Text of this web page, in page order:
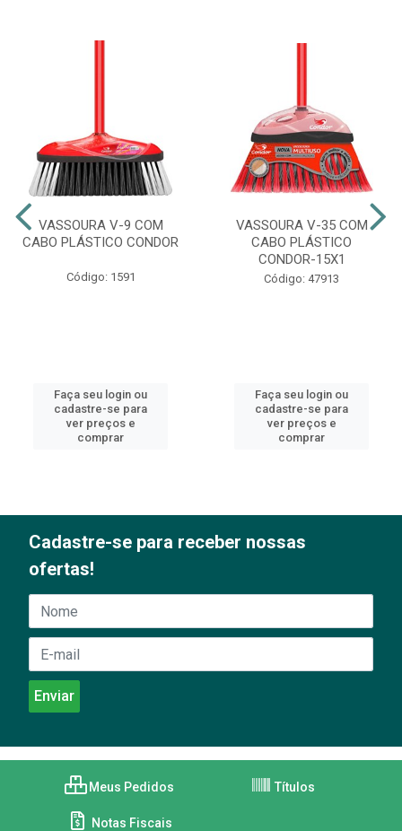
VASSOURA V-9 COM
CABO PLÁSTICO CONDOR
Código: 1591
Faça seu login ou
cadastre-se para
ver preços e
comprar
VASSOURA V-35 COM
CABO PLÁSTICO
CONDOR-15X1
Código: 47913
Faça seu login ou
cadastre-se para
ver preços e
comprar
Cadastre-se para receber nossas
ofertas!
Meus Pedidos Títulos
Notas Fiscais